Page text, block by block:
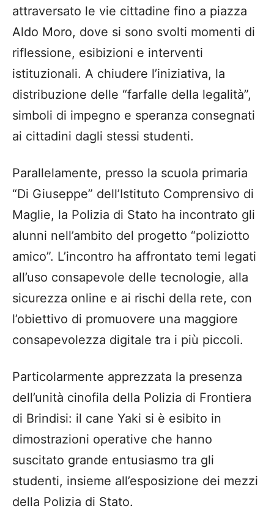
attraversato le vie cittadine fino a piazza
Aldo Moro, dove si sono svolti momenti di
riflessione, esibizioni e interventi
istituzionali. A chiudere l’iniziativa, la
distribuzione delle “farfalle della legalità”,
simboli di impegno e speranza consegnati
ai cittadini dagli stessi studenti.
Parallelamente, presso la scuola primaria
“Di Giuseppe” dell’Istituto Comprensivo di
Maglie, la Polizia di Stato ha incontrato gli
alunni nell’ambito del progetto “poliziotto
amico”. L’incontro ha affrontato temi legati
all’uso consapevole delle tecnologie, alla
sicurezza online e ai rischi della rete, con
l’obiettivo di promuovere una maggiore
consapevolezza digitale tra i più piccoli.
Particolarmente apprezzata la presenza
dell’unità cinofila della Polizia di Frontiera
di Brindisi: il cane Yaki si è esibito in
dimostrazioni operative che hanno
suscitato grande entusiasmo tra gli
studenti, insieme all’esposizione dei mezzi
della Polizia di Stato.